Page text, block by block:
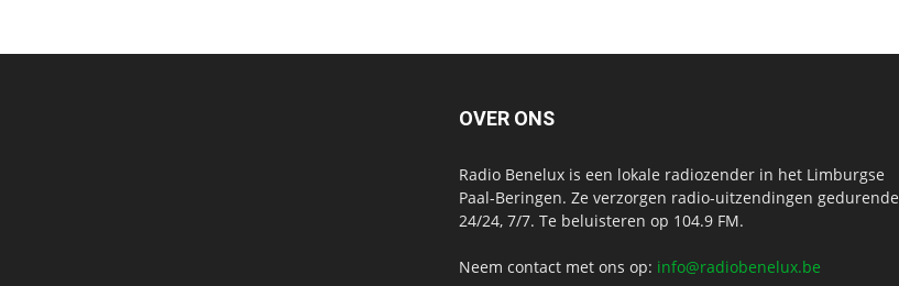
OVER ONS
Radio Benelux is een lokale radiozender in het Limburgse
Paal-Beringen. Ze verzorgen radio-uitzendingen gedurende
24/24, 7/7. Te beluisteren op 104.9 FM.
Neem contact met ons op: info@radiobenelux.be